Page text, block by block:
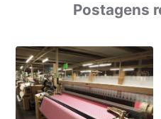
Postagens